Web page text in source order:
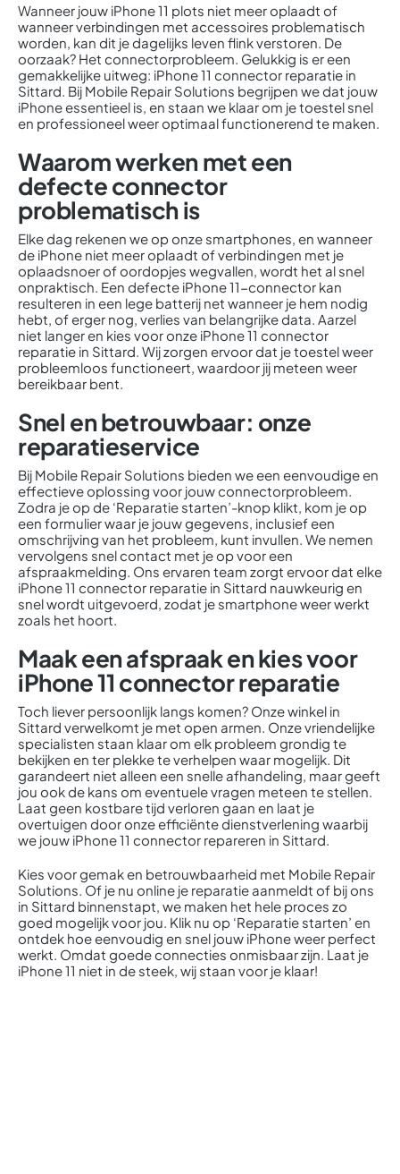
Wanneer jouw iPhone 11 plots niet meer oplaadt of
wanneer verbindingen met accessoires problematisch
worden, kan dit je dagelijks leven flink verstoren. De
oorzaak? Het connectorprobleem. Gelukkig is er een
gemakkelijke uitweg: iPhone 11 connector reparatie in
Sittard. Bij Mobile Repair Solutions begrijpen we dat jouw
iPhone essentieel is, en staan we klaar om je toestel snel
en professioneel weer optimaal functionerend te maken.
Waarom werken met een
defecte connector
problematisch is
Elke dag rekenen we op onze smartphones, en wanneer
de iPhone niet meer oplaadt of verbindingen met je
oplaadsnoer of oordopjes wegvallen, wordt het al snel
onpraktisch. Een defecte iPhone 11-connector kan
resulteren in een lege batterij net wanneer je hem nodig
hebt, of erger nog, verlies van belangrijke data. Aarzel
niet langer en kies voor onze iPhone 11 connector
reparatie in Sittard. Wij zorgen ervoor dat je toestel weer
probleemloos functioneert, waardoor jij meteen weer
bereikbaar bent.
Snel en betrouwbaar: onze
reparatieservice
Bij Mobile Repair Solutions bieden we een eenvoudige en
effectieve oplossing voor jouw connectorprobleem.
Zodra je op de ‘Reparatie starten’-knop klikt, kom je op
een formulier waar je jouw gegevens, inclusief een
omschrijving van het probleem, kunt invullen. We nemen
vervolgens snel contact met je op voor een
afspraakmelding. Ons ervaren team zorgt ervoor dat elke
iPhone 11 connector reparatie in Sittard nauwkeurig en
snel wordt uitgevoerd, zodat je smartphone weer werkt
zoals het hoort.
Maak een afspraak en kies voor
iPhone 11 connector reparatie
Toch liever persoonlijk langs komen? Onze winkel in
Sittard verwelkomt je met open armen. Onze vriendelijke
specialisten staan klaar om elk probleem grondig te
bekijken en ter plekke te verhelpen waar mogelijk. Dit
garandeert niet alleen een snelle afhandeling, maar geeft
jou ook de kans om eventuele vragen meteen te stellen.
Laat geen kostbare tijd verloren gaan en laat je
overtuigen door onze efficiënte dienstverlening waarbij
we jouw iPhone 11 connector repareren in Sittard.
Kies voor gemak en betrouwbaarheid met Mobile Repair
Solutions. Of je nu online je reparatie aanmeldt of bij ons
in Sittard binnenstapt, we maken het hele proces zo
goed mogelijk voor jou. Klik nu op ‘Reparatie starten’ en
ontdek hoe eenvoudig en snel jouw iPhone weer perfect
werkt. Omdat goede connecties onmisbaar zijn. Laat je
iPhone 11 niet in de steek, wij staan voor je klaar!